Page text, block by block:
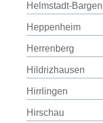
Helmstadt-Bargen
Heppenheim
Herrenberg
Hildrizhausen
Hirrlingen
Hirschau